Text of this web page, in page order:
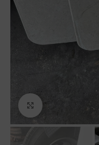
Click to enlarge